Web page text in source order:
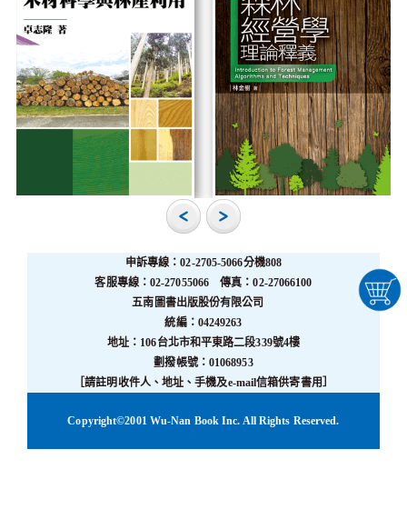
申訴專線：02-2705-5066分機808
客服專線：02-27055066 傳真：02-27066100
五南圖書出版股份有限公司
統編：04249263
地址：106台北市和平東路二段339號4樓
劃撥帳號：01068953
［請註明收件人、地址、手機及e-mail信箱供寄書用］
Copyright©2001 Wu-Nan Book Inc. All Rights Reserved.